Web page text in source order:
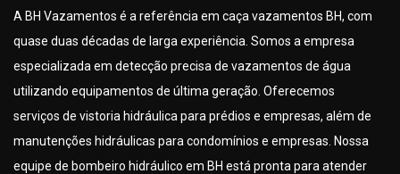
A BH Vazamentos é a referência em caça vazamentos BH, com
quase duas décadas de larga experiência. Somos a empresa
especializada em detecção precisa de vazamentos de água
utilizando equipamentos de última geração. Oferecemos
serviços de vistoria hidráulica para prédios e empresas, além de
manutenções hidráulicas para condomínios e empresas. Nossa
equipe de bombeiro hidráulico em BH está pronta para atender